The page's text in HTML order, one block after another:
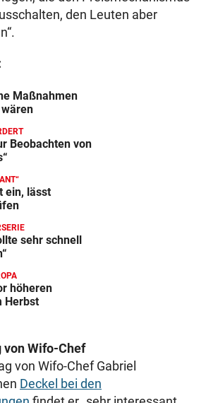
den Leuten aber
Maßnahmen
Beobachten von
ein, lässt
sehr schnell
höheren
Herbst
von Wifo-Chef
von Wifo-Chef Gabriel
Deckel bei den